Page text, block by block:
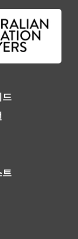
드
트